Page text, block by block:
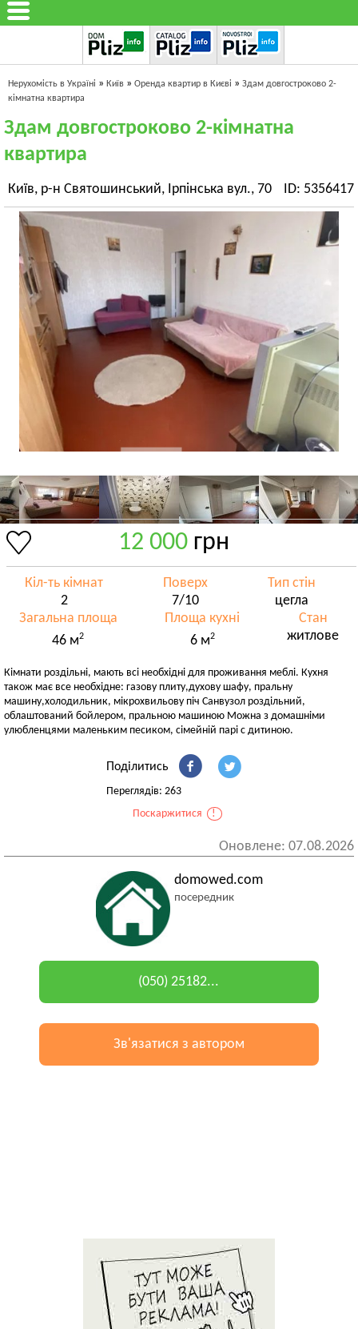
Нерухомість в Україні » Київ » Оренда квартир в Києві » Здам довгостроково 2-
кімнатна квартира
Здам довгостроково 2-кімнатна
квартира
Київ, р-н Святошинський, Ірпінська вул., 70 ID: 5356417
12 000 грн
Кіл-ть кімнат
2
Поверх
7/10
Тип стін
цегла
Загальна площа
46 м2
Площа кухні
6 м2
Стан
житлове
Кімнати роздільні, мають всі необхідні для проживання меблі. Кухня
також має все необхідне: газову плиту,духову шафу, пральну
машину,холодильник, мікрохвильову піч Санвузол роздільний,
облаштований бойлером, пральною машиною Можна з домашніми
улюбленцями маленьким песиком, сімейній парі с дитиною.
Поділитись
Переглядів: 263
Поскаржитися
!
Оновлене: 07.08.2026
domowed.com
посередник
(050) 25182...
Зв'язатися з автором